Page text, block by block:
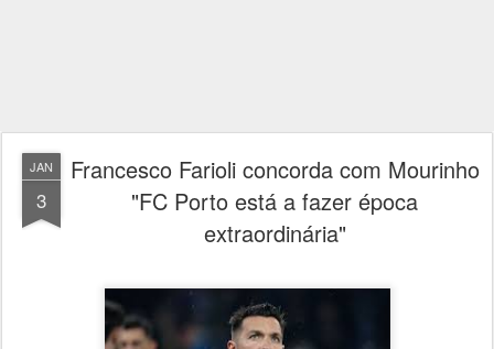
JAN
3
Francesco Farioli concorda com Mourinho
"FC Porto está a fazer época
extraordinária"